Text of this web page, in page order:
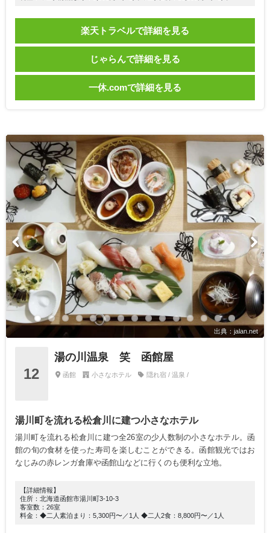
楽天トラベルで詳細を見る
じゃらんで詳細を見る
一休.comで詳細を見る
出典：jalan.net
12
湯の川温泉 笑 函館屋
函館 小さなホテル 隠れ宿 / 温泉 /
湯川町を流れる松倉川に建つ小さなホテル
湯川町を流れる松倉川に建つ全26室の少人数制の小さなホテル。函
館の旬の食材を使った寿司を楽しむことができる。函館観光ではお
なじみの赤レンガ倉庫や函館山などに行くのも便利な立地。
【詳細情報】
住所：北海道函館市湯川町3-10-3
客室数：26室
料金：◆二人素泊まり：5,300円〜／1人 ◆二人2食：8,800円〜／1人